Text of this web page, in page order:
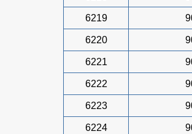
6219
6220
6221
6222
6223
6224